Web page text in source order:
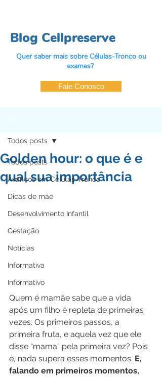
Blog Cellpreserve
Quer saber mais sobre Células-Tronco ou
exames?
Fale Conosco
Todos posts
Avanços em Células-Tronco
Dicas de mãe
Desenvolvimento Infantil
Gestação
Notícias
Informativa
Informativo
Todos posts
Golden hour: o que é e
qual sua importância
Quem é mamãe sabe que a vida
após um filho é repleta de primeiras
vezes. Os primeiros passos, a
primeira fruta, e aquela vez que ele
disse “mama” pela primeira vez? Pois
é, nada supera esses momentos. E,
falando em primeiros momentos,